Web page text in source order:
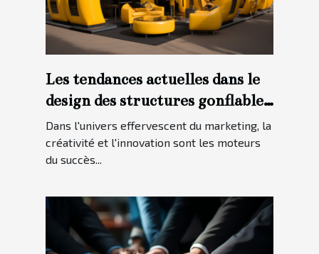
Les tendances actuelles dans le
design des structures gonflables
pour les campagnes marketing.
Dans l'univers effervescent du marketing, la
créativité et l'innovation sont les moteurs
du succès...